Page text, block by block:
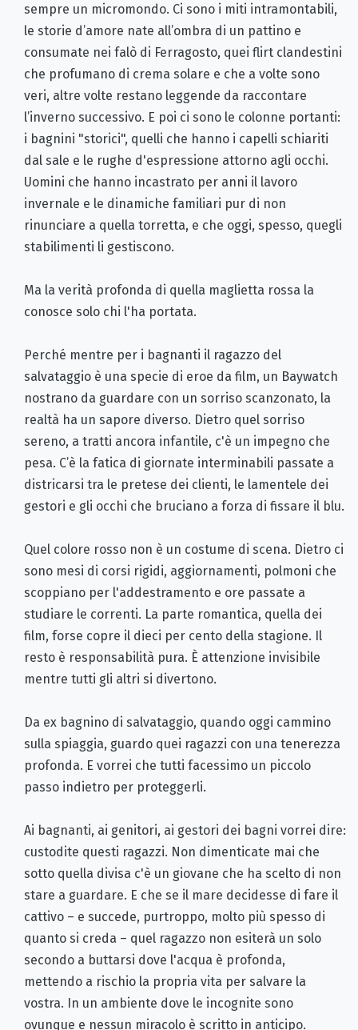
sempre un micromondo. Ci sono i miti intramontabili,
le storie d’amore nate all’ombra di un pattino e
consumate nei falò di Ferragosto, quei flirt clandestini
che profumano di crema solare e che a volte sono
veri, altre volte restano leggende da raccontare
l’inverno successivo. E poi ci sono le colonne portanti:
i bagnini "storici", quelli che hanno i capelli schiariti
dal sale e le rughe d'espressione attorno agli occhi.
Uomini che hanno incastrato per anni il lavoro
invernale e le dinamiche familiari pur di non
rinunciare a quella torretta, e che oggi, spesso, quegli
stabilimenti li gestiscono.
Ma la verità profonda di quella maglietta rossa la
conosce solo chi l'ha portata.
Perché mentre per i bagnanti il ragazzo del
salvataggio è una specie di eroe da film, un Baywatch
nostrano da guardare con un sorriso scanzonato, la
realtà ha un sapore diverso. Dietro quel sorriso
sereno, a tratti ancora infantile, c'è un impegno che
pesa. C’è la fatica di giornate interminabili passate a
districarsi tra le pretese dei clienti, le lamentele dei
gestori e gli occhi che bruciano a forza di fissare il blu.
Quel colore rosso non è un costume di scena. Dietro ci
sono mesi di corsi rigidi, aggiornamenti, polmoni che
scoppiano per l'addestramento e ore passate a
studiare le correnti. La parte romantica, quella dei
film, forse copre il dieci per cento della stagione. Il
resto è responsabilità pura. È attenzione invisibile
mentre tutti gli altri si divertono.
Da ex bagnino di salvataggio, quando oggi cammino
sulla spiaggia, guardo quei ragazzi con una tenerezza
profonda. E vorrei che tutti facessimo un piccolo
passo indietro per proteggerli.
Ai bagnanti, ai genitori, ai gestori dei bagni vorrei dire:
custodite questi ragazzi. Non dimenticate mai che
sotto quella divisa c'è un giovane che ha scelto di non
stare a guardare. E che se il mare decidesse di fare il
cattivo – e succede, purtroppo, molto più spesso di
quanto si creda – quel ragazzo non esiterà un solo
secondo a buttarsi dove l'acqua è profonda,
mettendo a rischio la propria vita per salvare la
vostra. In un ambiente dove le incognite sono
ovunque e nessun miracolo è scritto in anticipo.